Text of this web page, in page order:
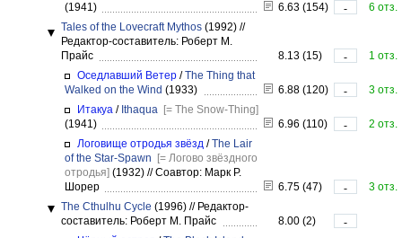
(1941)
6.63 (154) -
6 отз.
Tales of the Lovecraft Mythos (1992) //
Редактор-составитель: Роберт М.
Прайс
8.13 (15) -
1 отз.
Оседлавший Ветер /The Thing that
Walked on the Wind (1933) 6.88 (120) -
3 отз.
Итакуа / Ithaqua [= The Snow-Thing]
(1941)
6.96 (110) -
2 отз.
Логовище отродья звёзд /The Lair
of the Star-Spawn
[= Логово звёздного
отродья] (1932) //Соавтор: Марк Р.
Шорер
6.75 (47) -
3 отз.
The Cthulhu Cycle (1996) //Редактор-
составитель: Роберт М. Прайс
8.00 (2)
-